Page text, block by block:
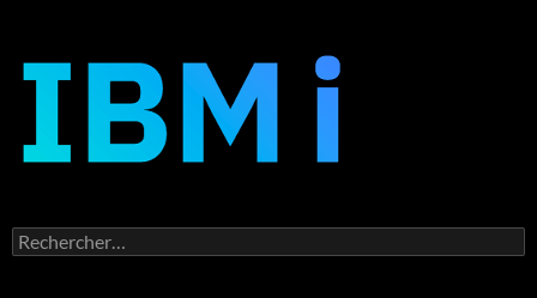
Rechercher :